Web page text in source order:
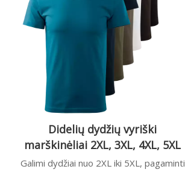
Didelių dydžių vyriški
marškinėliai 2XL, 3XL, 4XL, 5XL
Galimi dydžiai nuo 2XL iki 5XL, pagaminti